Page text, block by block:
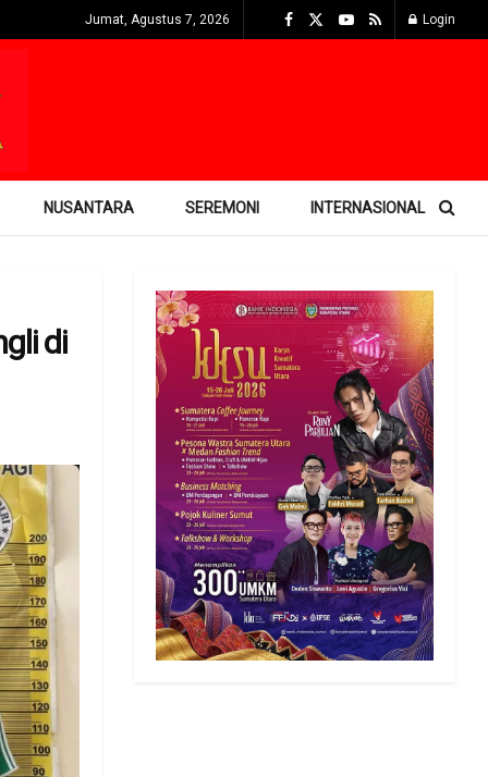
Jumat, Agustus 7, 2026 Login
NUSANTARA SEREMONI INTERNASIONAL
di